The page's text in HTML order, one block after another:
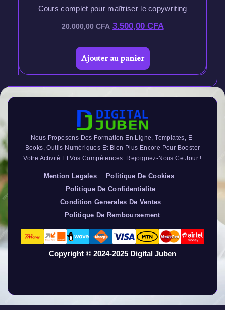
Cours complet pour maîtriser le copywriting
20.000,00CFA 3.500,00 CFA
Ajouter au panier
Nous Proposons Des Formation En Ligne, Templates, E-
Books, Outils Numériques Et Bien Plus Encore Pour Booster
Votre Activité Et Vos Compétences. Rejoignez-Nous Ce Jour !
Mention Legales
Politique De Cookies
Politique De Confidentialite
Condition Generales De Ventes
Politique De Remboursement
Copyright © 2024-2025 Digital Juben